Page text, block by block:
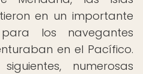
en un importante
los navegantes
en el Pacífico.
numerosas